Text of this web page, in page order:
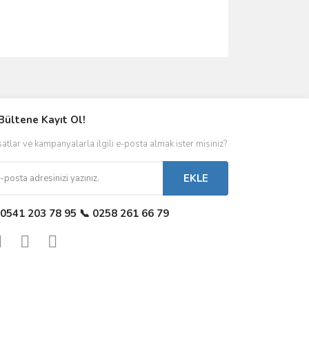
Kayıt Ol!
ve kampanyalarla ilgili e-posta almak ister misiniz?
EKLE
203 78 95 📞 0258 261 66 79